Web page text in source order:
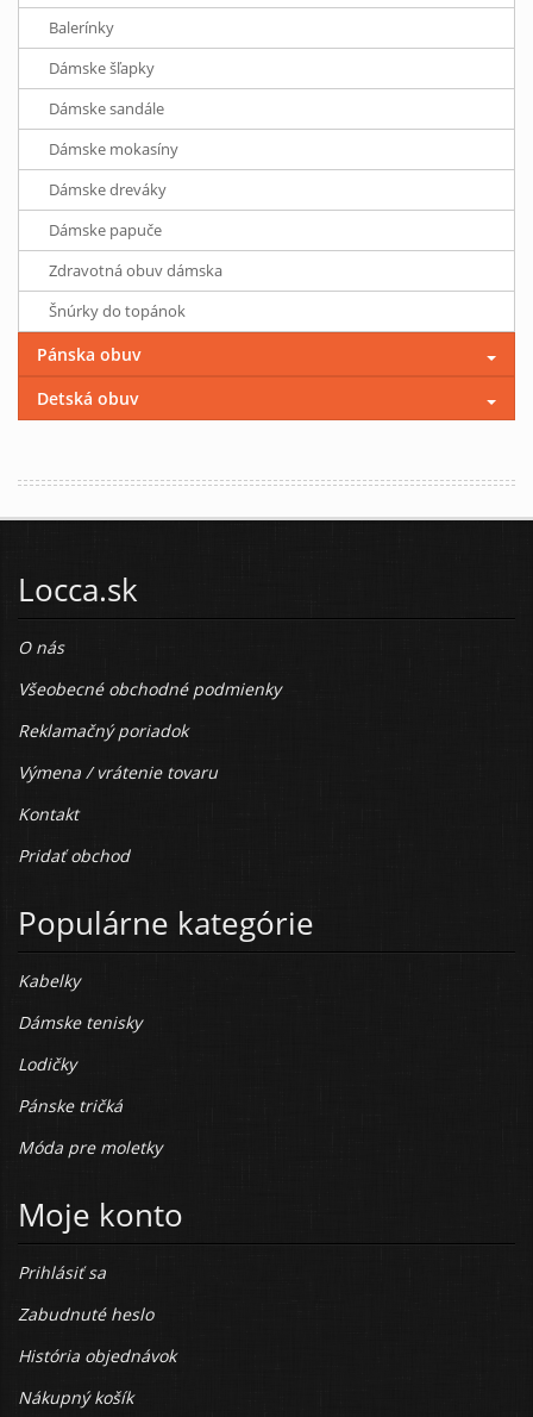
Balerínky
Dámske šľapky
Dámske sandále
Dámske mokasíny
Dámske dreváky
Dámske papuče
Zdravotná obuv dámska
Šnúrky do topánok
Pánska obuv
Detská obuv
Locca.sk
O nás
Všeobecné obchodné podmienky
Reklamačný poriadok
Výmena / vrátenie tovaru
Kontakt
Pridať obchod
Populárne kategórie
Kabelky
Dámske tenisky
Lodičky
Pánske tričká
Móda pre moletky
Moje konto
Prihlásiť sa
Zabudnuté heslo
História objednávok
Nákupný košík